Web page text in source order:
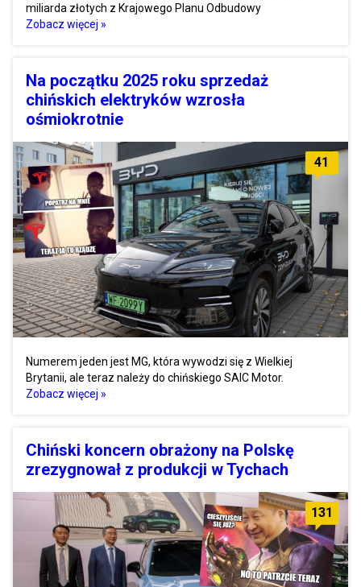
miliarda złotych z Krajowego Planu Odbudowy
Zobacz więcej »
Na początku 2025 roku sprzedaż
chińskich elektryków wzrosła
ośmiokrotnie
41
Numerem jeden jest MG, która wywodzi się z Wielkiej
Brytanii, ale teraz należy do chińskiego SAIC Motor.
Zobacz więcej »
Chiński koncern obrażony na Polskę
zrezygnował z produkcji w Tychach
131